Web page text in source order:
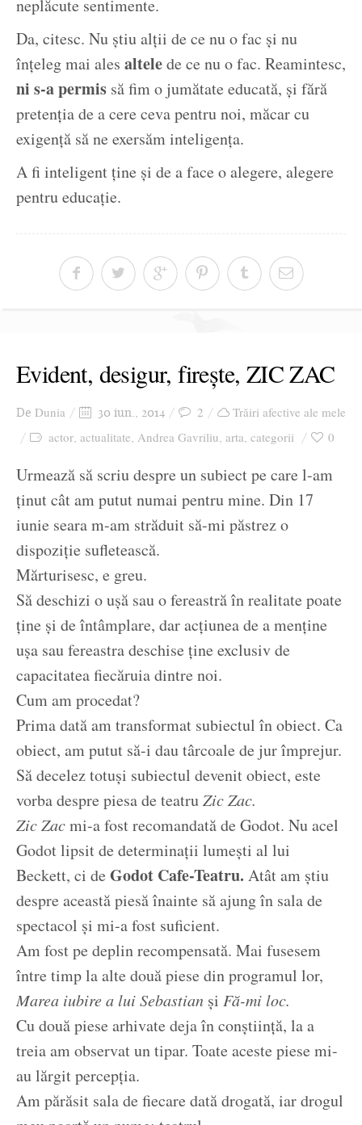
neplăcute sentimente.
Da, citesc. Nu știu alții de ce nu o fac și nu
înțeleg mai ales altelede ce nu o fac. Reamintesc,
ni s-a permis să fim o jumătate educată, și fără
pretenția de a cere ceva pentru noi, măcar cu
exigență să ne exersăm inteligența.
A fi inteligent ține și de a face o alegere, alegere
pentru educație.
Evident, desigur, firește, ZIC ZAC
De Dunia 30 iun., 2014 2
Trăiri afective ale mele
actor, actualitate, Andrea Gavriliu, arta, categorii 0
Urmează să scriu despre un subiect pe care l-am
ținut cât am putut numai pentru mine. Din 17
iunie seara m-am străduit să-mi păstrez o
dispoziție sufletească.
Mărturisesc, e greu.
Să deschizi o ușă sau o fereastră în realitate poate
ține și de întâmplare, dar acțiunea de a menține
ușa sau fereastra deschise ține exclusiv de
capacitatea fiecăruia dintre noi.
Cum am procedat?
Prima dată am transformat subiectul în obiect. Ca
obiect, am putut să-i dau târcoale de jur împrejur.
Să decelez totuși subiectul devenit obiect, este
vorba despre piesa de teatruZic Zac.
Zic Zacmi-a fost recomandată de Godot. Nu acel
Godot lipsit de determinații lumești al lui
Beckett, ci de Godot Cafe-Teatru. Atât am știu
despre această piesă înainte să ajung în sala de
spectacol și mi-a fost suficient.
Am fost pe deplin recompensată. Mai fusesem
între timp la alte două piese din programul lor,
Marea iubire a lui Sebastian și Fă-mi loc.
Cu două piese arhivate deja în conștiință, la a
treia am observat un tipar. Toate aceste piese mi-
au lărgit percepția.
Am părăsit sala de fiecare dată drogată, iar drogul